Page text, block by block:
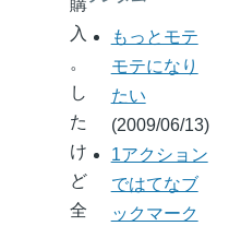
入
。
し
た
け
ど
全
もっとモテ
モテになり
たい
(2009/06/13)
1アクション
ではてなブ
ックマーク